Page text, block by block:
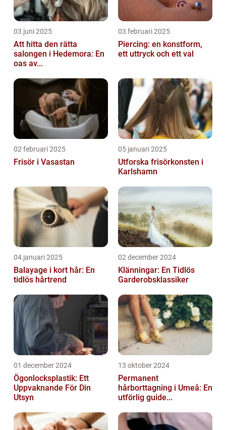
03 juni 2025
Att hitta den rätta
salongen i Hedemora: En
oas av...
03 februari 2025
Piercing: en konstform,
ett uttryck och ett val
02 februari 2025
Frisör i Vasastan
05 januari 2025
Utforska frisörkonsten i
Karlshamn
04 januari 2025
Balayage i kort hår: En
tidlös hårtrend
02 december 2024
Klänningar: En Tidlös
Garderobsklassiker
01 december 2024
Ögonlocksplastik: Ett
Uppvaknande För Din
Utsyn
13 oktober 2024
Permanent
hårborttagning i Umeå: En
utförlig guide...